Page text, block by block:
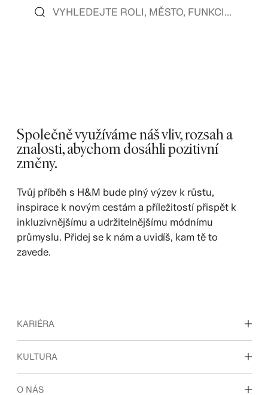
Společně využíváme náš vliv, rozsah a
znalosti, abychom dosáhli pozitivní
změny.
Tvůj příběh s H&M bude plný výzev k růstu,
inspirace k novým cestám a příležitostí přispět k
inkluzivnějšímu a udržitelnějšímu módnímu
průmyslu. Přidej se k nám a uvidíš, kam tě to
zavede.
KARIÉRA
Objevte naše pracovní oblasti
KULTURA
Naše kultura & benefity
O NÁS